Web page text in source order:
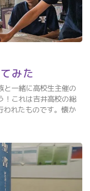
みた
と一緒に高校生主催の
！これは吉井高校の総
れたものです。懐か